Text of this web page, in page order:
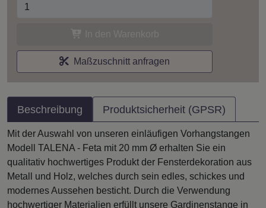
Maßzuschnitt anfragen
Beschreibung Produktsicherheit (GPSR)
Mit der Auswahl von unseren einläufigen Vorhangstangen
Modell TALENA - Feta mit 20 mm Ø erhalten Sie ein
qualitativ hochwertiges Produkt der Fensterdekoration aus
Metall und Holz, welches durch sein edles, schickes und
modernes Aussehen besticht. Durch die Verwendung
hochwertiger Materialien erfüllt unsere Gardinenstange in